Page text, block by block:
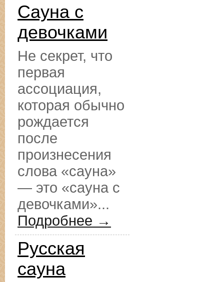
Сауна с
девочками
Не секрет, что
первая
ассоциация,
которая обычно
рождается
после
произнесения
слова «сауна»
— это «сауна с
девочками»...
Подробнее →
Русская
сауна